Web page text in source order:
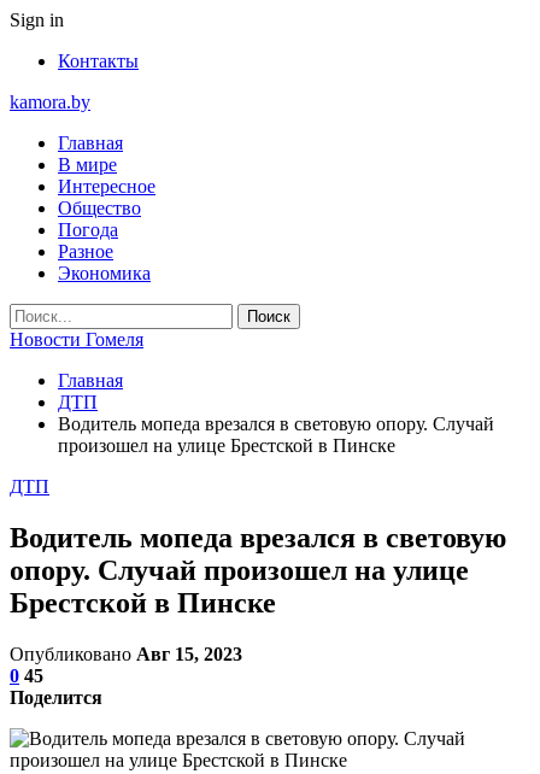
Sign in
Контакты
kamora.by
Главная
В мире
Интересное
Общество
Погода
Разное
Экономика
Новости Гомеля
Главная
ДТП
Водитель мопеда врезался в световую опору. Случай
произошел на улице Брестской в Пинске
ДТП
Водитель мопеда врезался в световую
опору. Случай произошел на улице
Брестской в Пинске
Опубликовано Авг 15, 2023
0 45
Поделится